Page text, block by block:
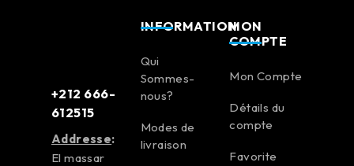
+212 666-
612515
Addresse:
El massar
INFORMATION
Qui
Sommes-
nous?
Modes de
livraison
MON
COMPTE
Mon Compte
Détails du
compte
Favorite